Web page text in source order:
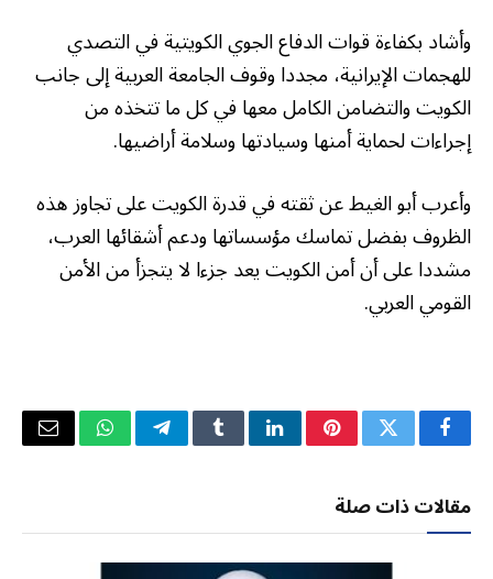
وأشاد بكفاءة قوات الدفاع الجوي الكويتية في التصدي
للهجمات الإيرانية، مجددا وقوف الجامعة العربية إلى جانب
الكويت والتضامن الكامل معها في كل ما تتخذه من
إجراءات لحماية أمنها وسيادتها وسلامة أراضيها.
وأعرب أبو الغيط عن ثقته في قدرة الكويت على تجاوز هذه
الظروف بفضل تماسك مؤسساتها ودعم أشقائها العرب،
مشددا على أن أمن الكويت يعد جزءا لا يتجزأ من الأمن
القومي العربي.
فيسبوكتويتر بينتيريستلينكدإنTumblrتيلقرامواتسابالبريد
مقالات ذات صلة